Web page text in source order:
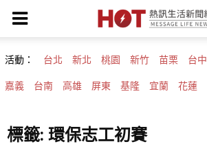
活動： 台北 新北 桃園 新竹 苗栗 台中
嘉義 台南 高雄 屏東 基隆 宜蘭 花蓮
標籤: 環保志工初賽